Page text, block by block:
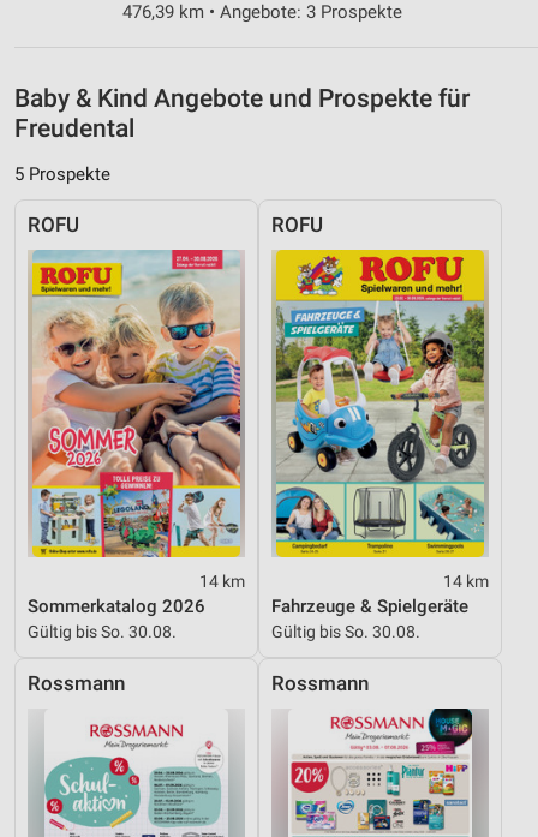
476,39 km • Angebote: 3 Prospekte
Baby & Kind Angebote und Prospekte für
Freudental
5 Prospekte
ROFU
14 km
Sommerkatalog 2026
Gültig bis So. 30.08.
ROFU
14 km
Fahrzeuge & Spielgeräte
Gültig bis So. 30.08.
Rossmann Rossmann
Messung der Performance von Inhalten
Analyse von Zielgruppen durch Statistiken oder
Quellen
Entwicklung und Verbesserung der Angebote
Verwendung reduzierter Daten zur Auswahl von
Inhalten
IAB-Besonderheiten:
Verwendung genauer Standortdaten
Geräte anhand von aktiv angeforderten
Informationen identifizieren
Nicht-IAB-Verarbeitungszwecke:
Notwendig
Funktional